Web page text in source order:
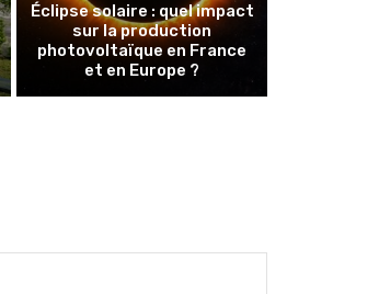
Éclipse solaire : quel impact
sur la production
photovoltaïque en France
et en Europe ?